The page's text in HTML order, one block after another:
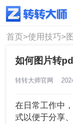
使用技巧
首页>使用技巧>
如何图片转
转转大师官网
在日常工作中
式以便于分享